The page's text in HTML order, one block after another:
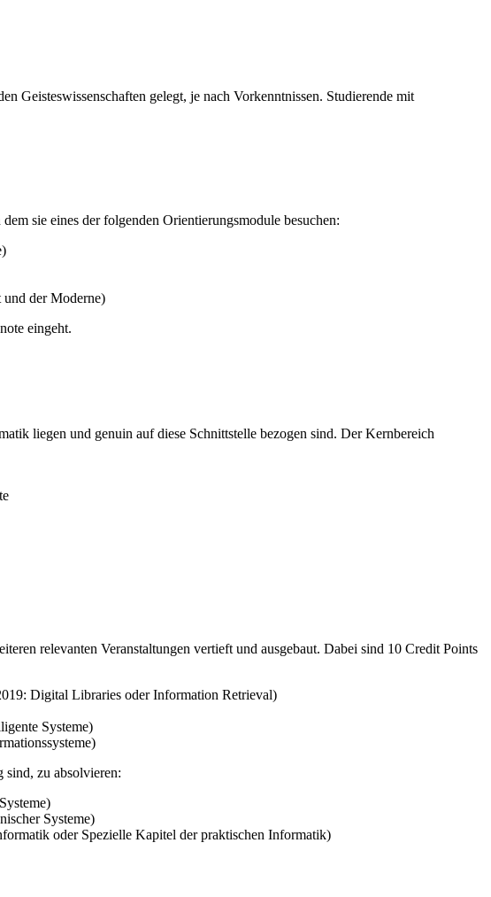
Geisteswissenschaften gelegt, je nach Vorkenntnissen. Studierende mit
sie eines der folgenden Orientierungsmodule besuchen:
der Moderne)
eingeht.
liegen und genuin auf diese Schnittstelle bezogen sind. Der Kernbereich
relevanten Veranstaltungen vertieft und ausgebaut. Dabei sind 10 Credit Points
Digital Libraries oder Information Retrieval)
Systeme)
zu absolvieren:
Systeme)
oder Spezielle Kapitel der praktischen Informatik)